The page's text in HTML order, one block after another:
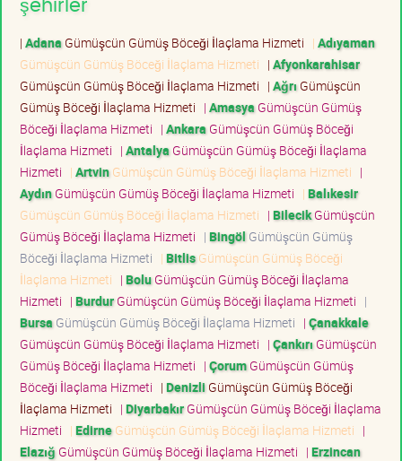
şehirler
| Adana Gümüşcün Gümüş Böceği İlaçlama Hizmeti | Adıyaman
Gümüşcün Gümüş Böceği İlaçlama Hizmeti | Afyonkarahisar
Gümüşcün Gümüş Böceği İlaçlama Hizmeti | Ağrı Gümüşcün
Gümüş Böceği İlaçlama Hizmeti | Amasya Gümüşcün Gümüş
Böceği İlaçlama Hizmeti | Ankara Gümüşcün Gümüş Böceği
İlaçlama Hizmeti | Antalya Gümüşcün Gümüş Böceği İlaçlama
Hizmeti | ArtvinGümüşcün Gümüş Böceği İlaçlama Hizmeti |
AydınGümüşcün Gümüş Böceği İlaçlama Hizmeti | Balıkesir
Gümüşcün Gümüş Böceği İlaçlama Hizmeti | BilecikGümüşcün
Gümüş Böceği İlaçlama Hizmeti | Bingöl Gümüşcün Gümüş
Böceği İlaçlama Hizmeti | BitlisGümüşcün Gümüş Böceği
İlaçlama Hizmeti | BoluGümüşcün Gümüş Böceği İlaçlama
Hizmeti | BurdurGümüşcün Gümüş Böceği İlaçlama Hizmeti |
Bursa Gümüşcün Gümüş Böceği İlaçlama Hizmeti | Çanakkale
Gümüşcün Gümüş Böceği İlaçlama Hizmeti | Çankırı Gümüşcün
Gümüş Böceği İlaçlama Hizmeti | ÇorumGümüşcün Gümüş
Böceği İlaçlama Hizmeti | Denizli Gümüşcün Gümüş Böceği
İlaçlama Hizmeti | DiyarbakırGümüşcün Gümüş Böceği İlaçlama
Hizmeti | EdirneGümüşcün Gümüş Böceği İlaçlama Hizmeti |
Elazığ Gümüşcün Gümüş Böceği İlaçlama Hizmeti | Erzincan